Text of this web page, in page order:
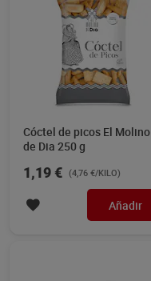
Cóctel de picos El Molino
de Dia 250 g
1,19 € (4,76 €/KILO)
Añadir